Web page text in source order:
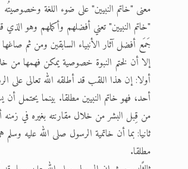
معنى "خاتم النبيين" على ضوء اللغة وخصوصيتُه
"خاتم النبيين" تعني أفضلهم وأكملهم وهو
جَمَع أفضل آثار الأنبياء السابقين ومن ثم
إلا أن لختم النبوة خصوصية يمكن فهمها من
أولا: إن هذا اللقب قد أطلقه الله تعالى على
أحد، فهو خاتم النبيين مطلقا. بينما يحتمل
من قِبل البشر من خلال مقارنته بغيره في
ثانيا: بما أن خاتمية الرسول صلى الله عليه
مطلقا.